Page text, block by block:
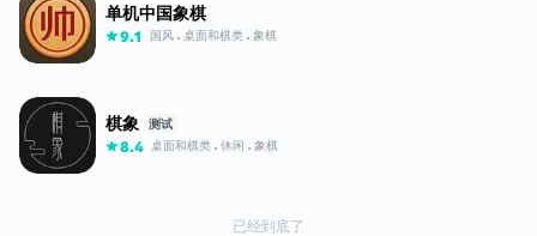
单机中国象棋
9.1 国风 桌面和棋类 象棋
棋象 测试
8.4 桌面和棋类 休闲 象棋
已经到底了